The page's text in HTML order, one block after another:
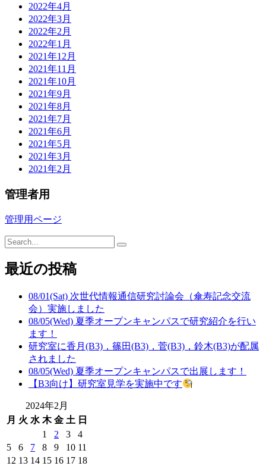
2022年4月
2022年3月
2022年2月
2022年1月
2021年12月
2021年11月
2021年10月
2021年9月
2021年8月
2021年7月
2021年6月
2021年5月
2021年3月
2021年2月
管理者用
管理用ページ
最近の投稿
08/01(Sat) 次世代情報通信研究討論会（傘寿記念交流
会）実施しました
08/05(Wed) 夏季オープンキャンパスで研究紹介を行い
ます！
研究室に香月(B3)，篠田(B3)，菅(B3)，鈴木(B3)が配属
されました
08/05(Wed) 夏季オープンキャンパスで出展します！
【B3向け】研究室見学を実施中です
2024年2月
月 火 水 木 金 土 日
1
2 3
4
5
6 7 8 9 10 11
12 13 14 15 16 17 18